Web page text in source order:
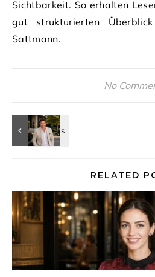
Sichtbarkeit. So erhalten
gut strukturierten
Sattmann.
No
RELATED